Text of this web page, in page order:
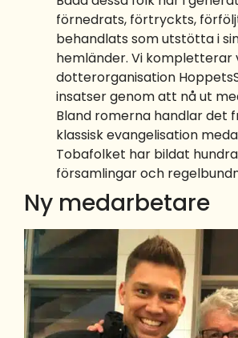
förnedrats, förtryckts,
behandlats som utstötta i
hemländer. Vi kompletterar
dotterorganisation
insatser genom att nå ut
Bland romerna handlar det
klassisk evangelisation
Tobafolket har bildat
församlingar och
Ny medarbetare